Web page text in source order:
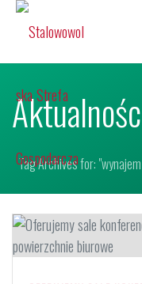
Tag Archives for: